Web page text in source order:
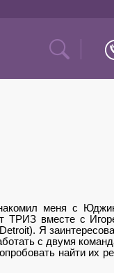
меня с
ТРИЗ вместе с
Detroit). Я
с двумя
найти их